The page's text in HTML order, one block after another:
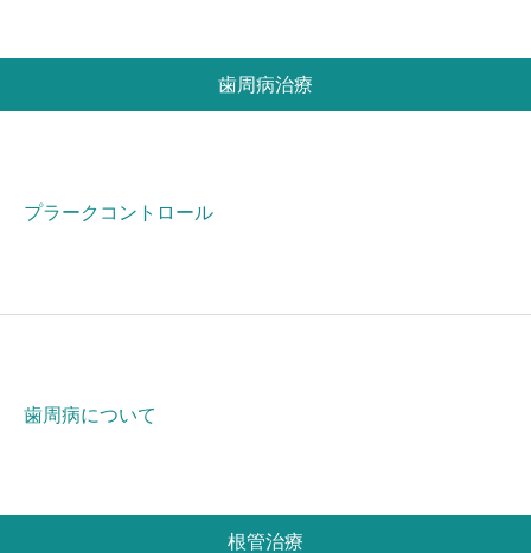
歯周病治療
プラークコントロール
歯周病について
根管治療